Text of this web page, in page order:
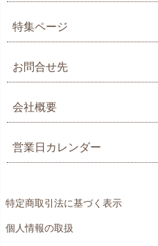
特集ページ
お問合せ先
会社概要
営業日カレンダー
特定商取引法に基づく表示
個人情報の取扱